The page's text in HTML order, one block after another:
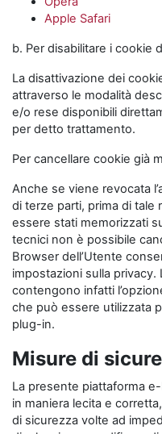
Apple Safari
b. Per disabilitare i cookie
La disattivazione dei
attraverso le modalità
e/o rese disponibili
per detto trattamento.
Per cancellare cookie già
Anche se viene revocata
di terze parti, prima di tale
essere stati memorizzati
tecnici non è possibile
Browser dell’Utente
impostazioni sulla
contengono infatti
che può essere utilizzata
plug-in.
Misure di
La presente piattaforma
in maniera lecita e
di sicurezza volte ad